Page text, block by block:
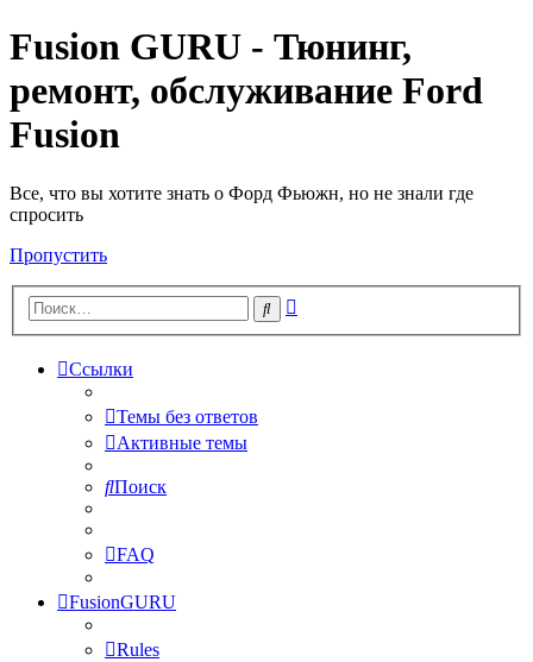
Fusion GURU - Тюнинг,
ремонт, обслуживание Ford
Fusion
Все, что вы хотите знать о Форд Фьюжн, но не знали где
спросить
Пропустить
Поиск
Ссылки
Темы без ответов
Активные темы
Поиск
FAQ
FusionGURU
Rules